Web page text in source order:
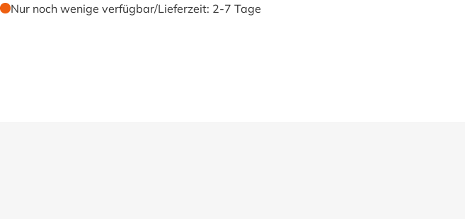
Nur noch wenige verfügbar/Lieferzeit: 2-7 Tage